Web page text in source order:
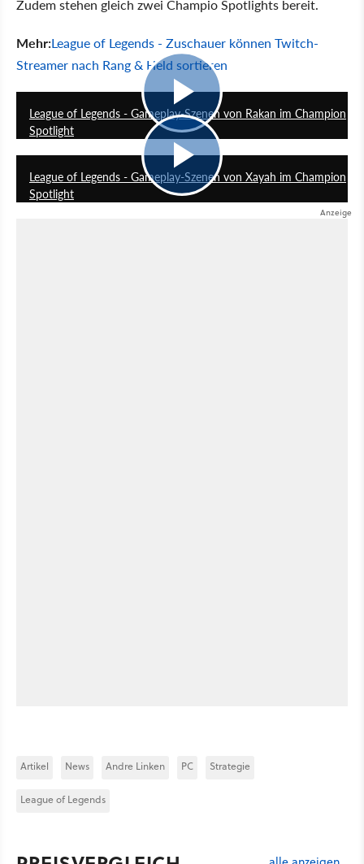
Zudem stehen gleich zwei Champio Spotlights bereit.
Mehr:League of Legends - Zuschauer können Twitch-
Streamer nach Rang & Held sortieren
League of Legends - Gameplay-Szenen von Rakan im Champion
Spotlight
5:37
League of Legends - Gameplay-Szenen von Xayah im Champion
Spotlight
Artikel News Andre Linken PC Strategie
League of Legends